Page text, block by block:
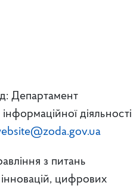
Департамент
діяльності
з питань
цифрових